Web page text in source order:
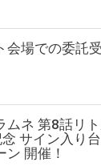
会場での委託
ムネ 第8話リ
サイン入り
ン 開催！